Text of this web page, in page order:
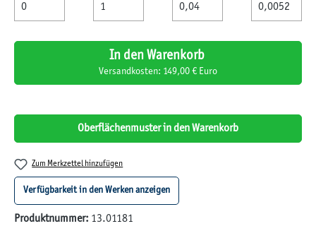
In den Warenkorb
Versandkosten: 149,00 € Euro
Oberflächenmuster in den Warenkorb
Zum Merkzettel hinzufügen
Verfügbarkeit in den Werken anzeigen
Produktnummer: 13.01181